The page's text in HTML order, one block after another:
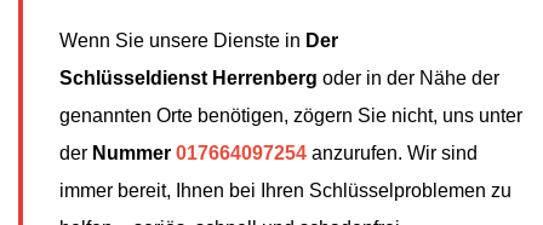
Wenn Sie unsere Dienste in Der
Schlüsseldienst Herrenberg oder in der Nähe der
genannten Orte benötigen, zögern Sie nicht, uns unter
der Nummer 017664097254 anzurufen. Wir sind
immer bereit, Ihnen bei Ihren Schlüsselproblemen zu